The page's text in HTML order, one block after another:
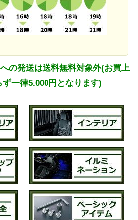
の発送は送料無料対象外(お買上
一律5.000円となります)